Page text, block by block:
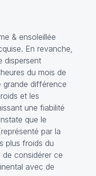
& ensoleillée
En revanche,
dispersent
du mois de
grande différence
et les
une fiabilité
que le
par la
plus froids du
considérer ce
avec de